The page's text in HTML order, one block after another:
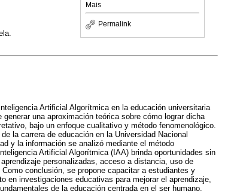
Mais
Permalink
Artificial Algorítmica en la educación universitaria
una aproximación teórica sobre cómo lograr dicha
bajo un enfoque cualitativo y método fenomenológico.
la carrera de educación en la Universidad Nacional
y la información se analizó mediante el método
Artificial Algorítmica (IAA) brinda oportunidades sin
personalizadas, acceso a distancia, uso de
conclusión, se propone capacitar a estudiantes y
en investigaciones educativas para mejorar el aprendizaje,
de la educación centrada en el ser humano.